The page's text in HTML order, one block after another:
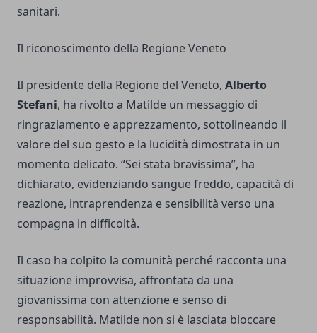
sanitari.
Il riconoscimento della Regione Veneto
Il presidente della Regione del Veneto, Alberto
Stefani, ha rivolto a Matilde un messaggio di
ringraziamento e apprezzamento, sottolineando il
valore del suo gesto e la lucidità dimostrata in un
momento delicato. “Sei stata bravissima”, ha
dichiarato, evidenziando sangue freddo, capacità di
reazione, intraprendenza e sensibilità verso una
compagna in difficoltà.
Il caso ha colpito la comunità perché racconta una
situazione improvvisa, affrontata da una
giovanissima con attenzione e senso di
responsabilità. Matilde non si è lasciata bloccare